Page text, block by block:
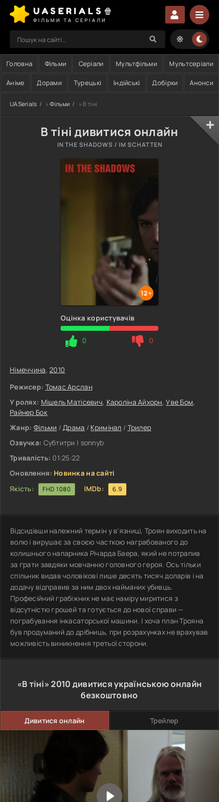
UASERIALS🍿
ФІЛЬМИ ТА СЕРІАЛИ
Головна Фільми Серіали Мультфільми Мультсеріали
Аніме Дорами Турецькі Індійські Добірки Анонси
UASerials » Фільми » В тіні
В тіні дивитися онлайн
IN THE SHADOWS / IM SCHATTEN
12+
Оцінка користувачів
0 0
Німеччина,2010
Режисер: Томас Арслан
У ролях: Мішель Матісевич, Кароліна Айхорн,Уве Бом,
Райнер Бок
Жанр: Фільми /Драма / Кримінал / Трилер
Озвучка: Субтитри | sonnyb
Тривалість: 01:25:22
Оновлення: Новинка на сайті
Якість:
FHD 1080 IMDb: 6.9
Відсидівши належний термін у в'язниці, Троян виходить на
волю і вирушає за своєю часткою награбованого до
колишнього напарника Річарда Баера, який не потрапив
за ґрати завдяки мовчанню головного героя. Ось тільки
спільник видав чоловікові лише десять тисяч доларів і на
додачу відправив за ним двох найманих убивць.
Професійний грабіжник не має наміру миритися з
відсутністю грошей та готується до нової справи —
пограбування інкасаторської машини. І хоча план Трояна
був продуманий до дрібниць, при розрахунках не врахував
можливість виникнення третьої сторони.
«В тіні»2010 дивитися українською онлайн
безкоштовно
Дивитися онлайн Трейлер